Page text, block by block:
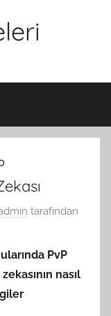
tarafından
PvP
nasıl